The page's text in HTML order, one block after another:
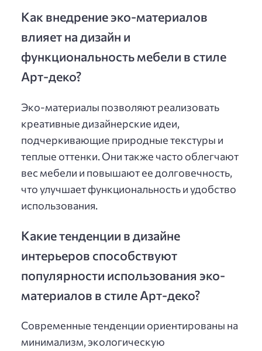
Как внедрение эко-материалов
влияет на дизайн и
функциональность мебели в стиле
Арт-деко?
Эко-материалы позволяют реализовать
креативные дизайнерские идеи,
подчеркивающие природные текстуры и
теплые оттенки. Они также часто облегчают
вес мебели и повышают ее долговечность,
что улучшает функциональность и удобство
использования.
Какие тенденции в дизайне
интерьеров способствуют
популярности использования эко-
материалов в стиле Арт-деко?
Современные тенденции ориентированы на
минимализм, экологическую